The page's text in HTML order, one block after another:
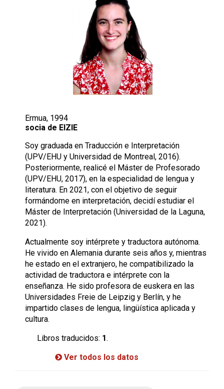
Ermua, 1994
socia de EIZIE
Soy graduada en Traducción e Interpretación
(UPV/EHU y Universidad de Montreal, 2016).
Posteriormente, realicé el Máster de Profesorado
(UPV/EHU, 2017), en la especialidad de lengua y
literatura. En 2021, con el objetivo de seguir
formándome en interpretación, decidí estudiar el
Máster de Interpretación (Universidad de la Laguna,
2021).
Actualmente soy intérprete y traductora autónoma.
He vivido en Alemania durante seis años y, mientras
he estado en el extranjero, he compatibilizado la
actividad de traductora e intérprete con la
enseñanza. He sido profesora de euskera en las
Universidades Freie de Leipzig y Berlín, y he
impartido clases de lengua, lingüística aplicada y
cultura.
Libros traducidos: 1.
Ver todos los datos